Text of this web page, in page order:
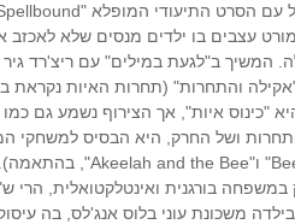
עצבים בו ילדים מנסים שלא
המשיך ב"לגעת במילים" עם ריצ'רד גיר
"כינוס איות", אך הצירוף נשמע גם
ושל החרק, היא הבסיס למשחקי
בורגנית ואינטלקטואלית, הרי
משכונת עוני בלוס אנג'לס, בה